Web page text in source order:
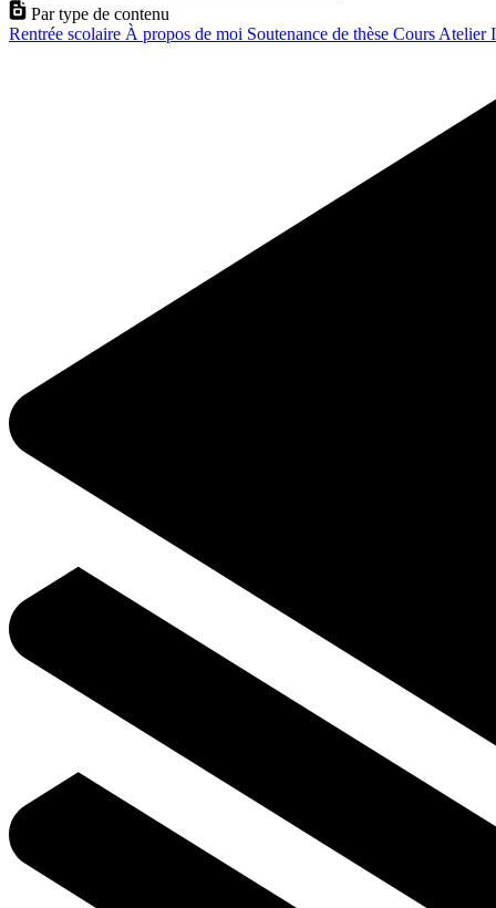
Par type de contenu
Rentrée scolaire À propos de moi Soutenance de thèse Cours Atelier